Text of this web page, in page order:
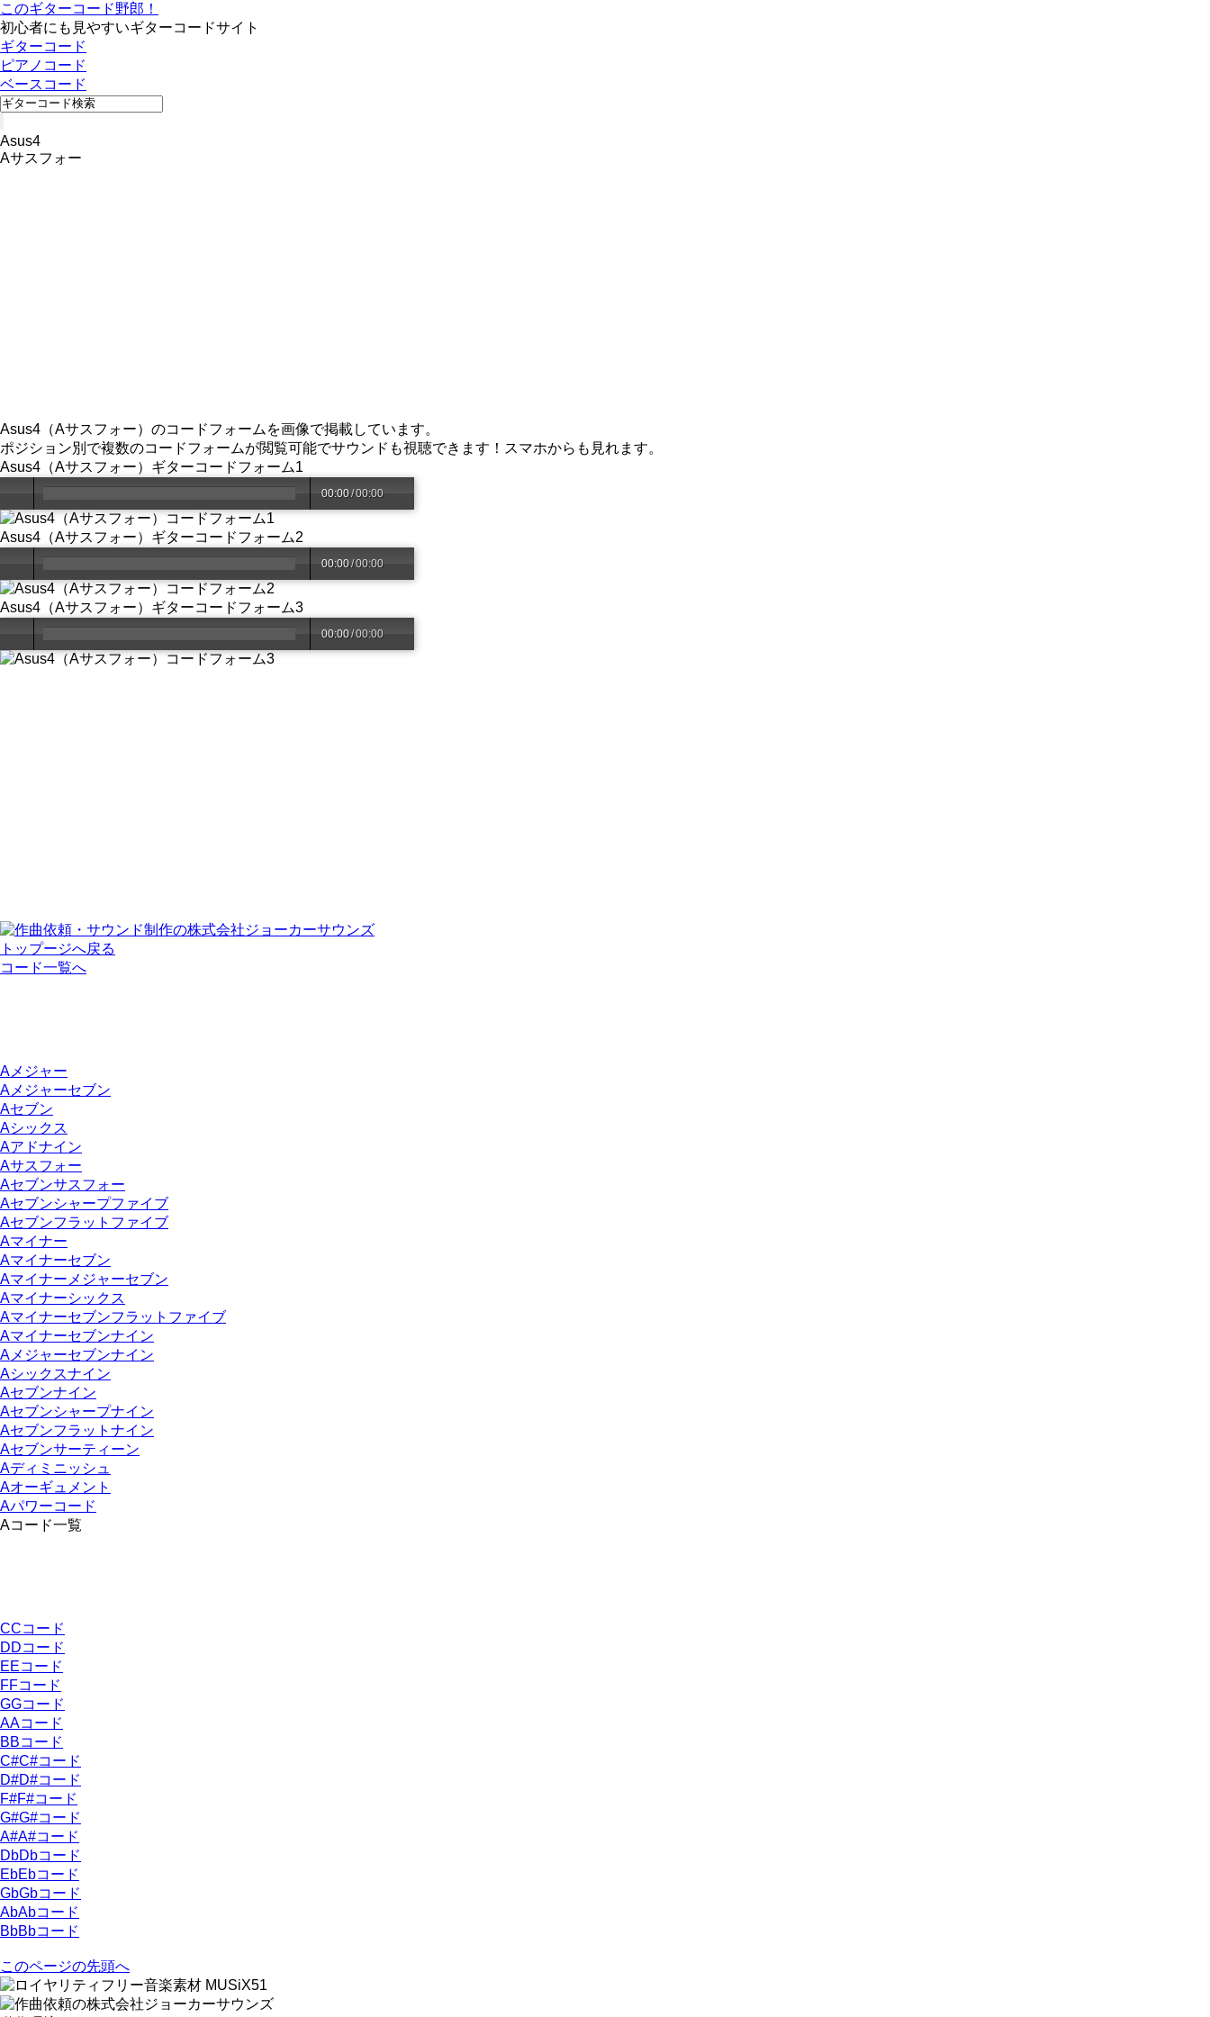
このギターコード野郎！
初心者にも見やすいギターコードサイト
ギターコード
ピアノコード
ベースコード
Asus4
Aサスフォー
Asus4（Aサスフォー）のコードフォームを画像で掲載しています。
ポジション別で複数のコードフォームが閲覧可能でサウンドも視聴できます！スマホからも見れます。
Asus4（Aサスフォー）ギターコードフォーム1
00:00/00:00
Asus4（Aサスフォー）ギターコードフォーム2
00:00/00:00
Asus4（Aサスフォー）ギターコードフォーム3
00:00/00:00
トップージへ戻る
コード一覧へ
Aメジャー
Aメジャーセブン
Aセブン
Aシックス
Aアドナイン
Aサスフォー
Aセブンサスフォー
Aセブンシャープファイブ
Aセブンフラットファイブ
Aマイナー
Aマイナーセブン
Aマイナーメジャーセブン
Aマイナーシックス
Aマイナーセブンフラットファイブ
Aマイナーセブンナイン
Aメジャーセブンナイン
Aシックスナイン
Aセブンナイン
Aセブンシャープナイン
Aセブンフラットナイン
Aセブンサーティーン
Aディミニッシュ
Aオーギュメント
Aパワーコード
Aコード一覧
CCコード
DDコード
EEコード
FFコード
GGコード
AAコード
BBコード
C#C#コード
D#D#コード
F#F#コード
G#G#コード
A#A#コード
DbDbコード
EbEbコード
GbGbコード
AbAbコード
BbBbコード
このページの先頭へ